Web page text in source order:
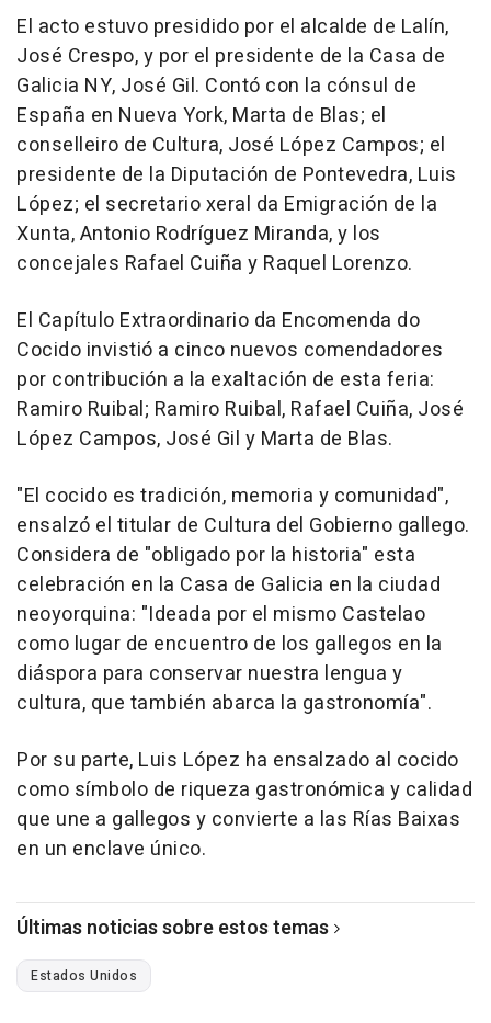
El acto estuvo presidido por el alcalde de Lalín,
José Crespo, y por el presidente de la Casa de
Galicia NY, José Gil. Contó con la cónsul de
España en Nueva York, Marta de Blas; el
conselleiro de Cultura, José López Campos; el
presidente de la Diputación de Pontevedra, Luis
López; el secretario xeral da Emigración de la
Xunta, Antonio Rodríguez Miranda, y los
concejales Rafael Cuiña y Raquel Lorenzo.
El Capítulo Extraordinario da Encomenda do
Cocido invistió a cinco nuevos comendadores
por contribución a la exaltación de esta feria:
Ramiro Ruibal; Ramiro Ruibal, Rafael Cuiña, José
López Campos, José Gil y Marta de Blas.
"El cocido es tradición, memoria y comunidad",
ensalzó el titular de Cultura del Gobierno gallego.
Considera de "obligado por la historia" esta
celebración en la Casa de Galicia en la ciudad
neoyorquina: "Ideada por el mismo Castelao
como lugar de encuentro de los gallegos en la
diáspora para conservar nuestra lengua y
cultura, que también abarca la gastronomía".
Por su parte, Luis López ha ensalzado al cocido
como símbolo de riqueza gastronómica y calidad
que une a gallegos y convierte a las Rías Baixas
en un enclave único.
Últimas noticias sobre estos temas
Estados Unidos